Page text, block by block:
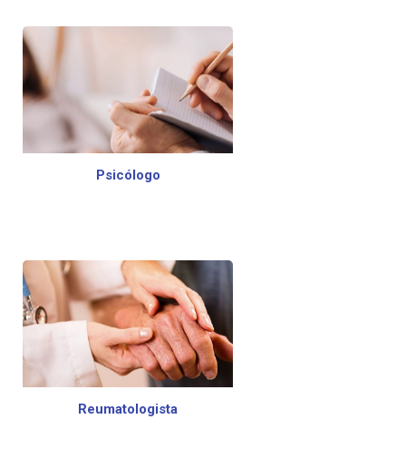
Psicólogo
Reumatologista